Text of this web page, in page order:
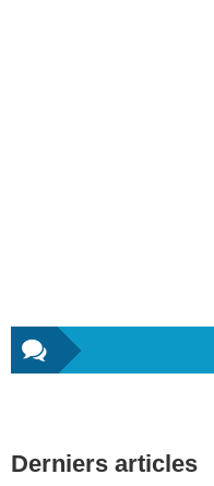
latérale
Derniers articles